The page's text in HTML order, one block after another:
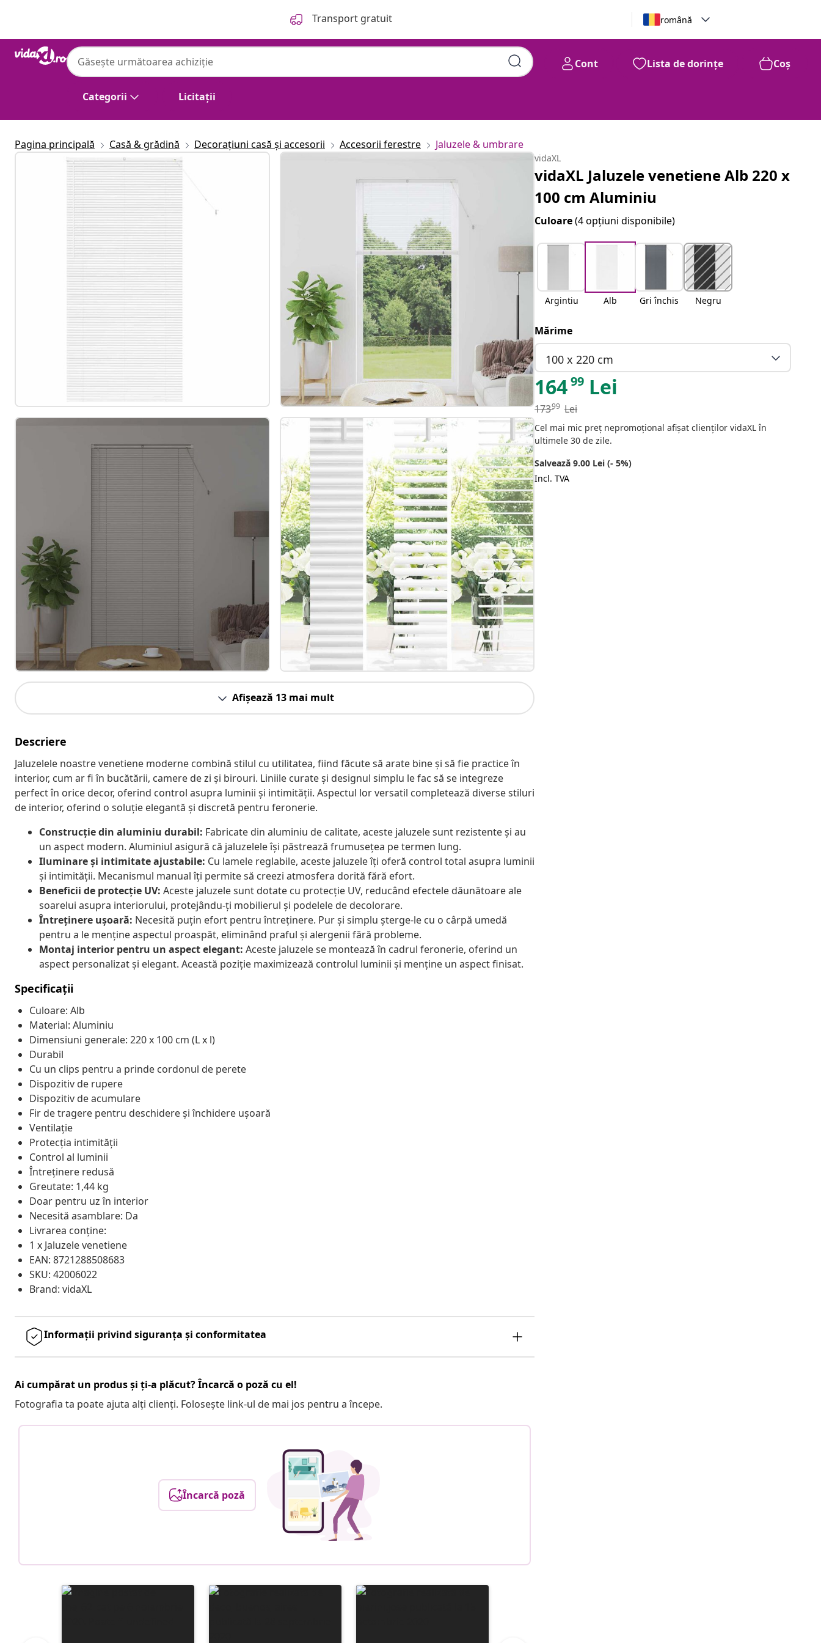
Transport gratuit română
Categorii Licitații
Cont Lista de dorințe Coș
Pagina principală Casă & grădină Decorațiuni casă și accesorii Accesorii ferestre Jaluzele & umbrare
Afișează 13 mai mult
Descriere
Jaluzelele noastre venetiene moderne combină stilul cu utilitatea, fiind făcute să arate bine și să fie practice în
interior, cum ar fi în bucătării, camere de zi și birouri. Liniile curate și designul simplu le fac să se integreze
perfect în orice decor, oferind control asupra luminii și intimității. Aspectul lor versatil completează diverse stiluri
de interior, oferind o soluție elegantă și discretă pentru feronerie.
Construcție din aluminiu durabil: Fabricate din aluminiu de calitate, aceste jaluzele sunt rezistente și au
un aspect modern. Aluminiul asigură că jaluzelele își păstrează frumusețea pe termen lung.
Iluminare și intimitate ajustabile: Cu lamele reglabile, aceste jaluzele îți oferă control total asupra luminii
și intimității. Mecanismul manual îți permite să creezi atmosfera dorită fără efort.
Beneficii de protecție UV: Aceste jaluzele sunt dotate cu protecție UV, reducând efectele dăunătoare ale
soarelui asupra interiorului, protejându-ți mobilierul și podelele de decolorare.
Întreținere ușoară: Necesită puțin efort pentru întreținere. Pur și simplu șterge-le cu o cârpă umedă
pentru a le menține aspectul proaspăt, eliminând praful și alergenii fără probleme.
Montaj interior pentru un aspect elegant: Aceste jaluzele se montează în cadrul feronerie, oferind un
aspect personalizat și elegant. Această poziție maximizează controlul luminii și menține un aspect finisat.
Specificații
Culoare: Alb
Material: Aluminiu
Dimensiuni generale: 220 x 100 cm (L x l)
Durabil
Cu un clips pentru a prinde cordonul de perete
Dispozitiv de rupere
Dispozitiv de acumulare
Fir de tragere pentru deschidere și închidere ușoară
Ventilație
Protecția intimității
Control al luminii
Întreținere redusă
Greutate: 1,44 kg
Doar pentru uz în interior
Necesită asamblare: Da
Livrarea conține:
1 x Jaluzele venetiene
EAN: 8721288508683
SKU: 42006022
Brand: vidaXL
Informații privind siguranța și conformitatea
Ai cumpărat un produs și ți-a plăcut? Încarcă o poză cu el!
Fotografia ta poate ajuta alți clienți. Folosește link-ul de mai jos pentru a începe.
Încarcă poză
vidaXL
vidaXL Jaluzele venetiene Alb 220 x
100 cm Aluminiu
Culoare(4 opțiuni disponibile)
Argintiu Alb Gri închis Negru
Mărime
100 x 220 cm
16499 Lei
17399 Lei
Cel mai mic preț nepromoțional afișat clienților vidaXL în
ultimele 30 de zile.
Salvează 9.00 Lei (- 5%)
Incl. TVA